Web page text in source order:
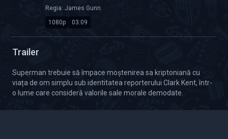
Regia: James Gunn
1080p
Calitate Video: HD 1080p
03:09
Durată: 03:09
Trailer
Superman trebuie să împace moștenirea sa kriptoniană cu
viața de om simplu sub identitatea reporterului Clark Kent, într-
o lume care consideră valorile sale morale demodate.